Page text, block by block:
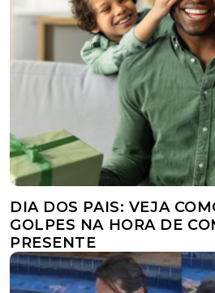
DIA DOS PAIS: VEJA
GOLPES NA HORA DE
PRESENTE